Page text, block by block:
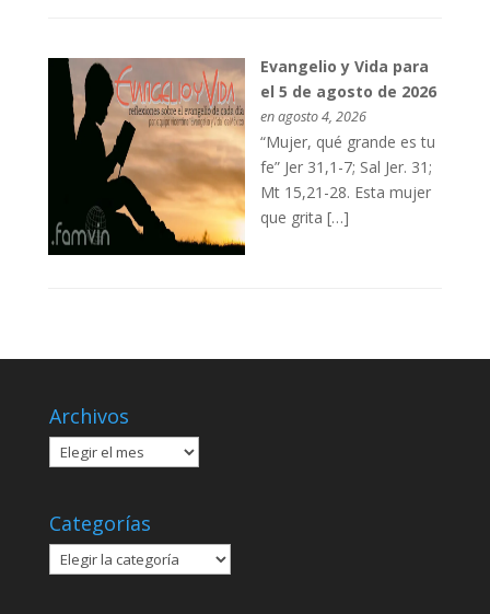
Evangelio y Vida para
el 5 de agosto de 2026
en agosto 4, 2026
“Mujer, qué grande es tu
fe” Jer 31,1-7; Sal Jer. 31;
Mt 15,21-28. Esta mujer
que grita […]
Archivos
Archivos
Categorías
Categorías